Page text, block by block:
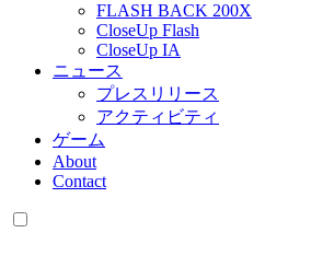
FLASH BACK 200X
CloseUp Flash
CloseUp IA
ニュース
プレスリリース
アクティビティ
ゲーム
About
Contact